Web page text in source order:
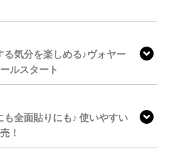
気分を楽しめる♪ヴォヤー
ルスタート
全面貼りにも♪ 使いやすい
！